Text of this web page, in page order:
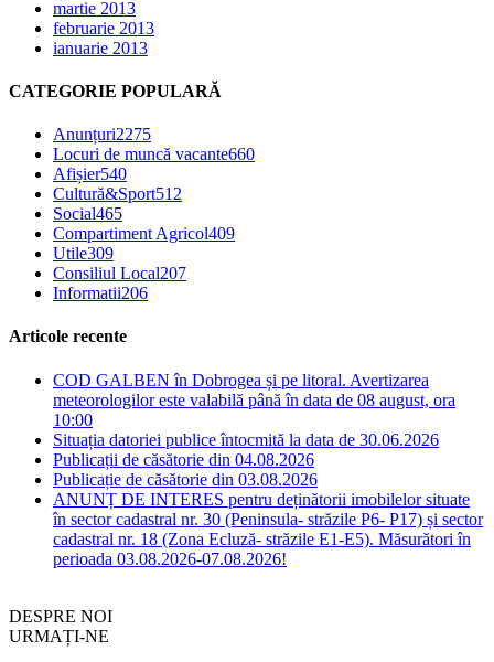
martie 2013
februarie 2013
ianuarie 2013
CATEGORIE POPULARĂ
Anunțuri2275
Locuri de muncă vacante660
Afișier540
Cultură&Sport512
Social465
Compartiment Agricol409
Utile309
Consiliul Local207
Informatii206
Articole recente
COD GALBEN în Dobrogea și pe litoral. Avertizarea
meteorologilor este valabilă până în data de 08 august, ora
10:00
Situația datoriei publice întocmită la data de 30.06.2026
Publicații de căsătorie din 04.08.2026
Publicație de căsătorie din 03.08.2026
ANUNȚ DE INTERES pentru deținătorii imobilelor situate
în sector cadastral nr. 30 (Peninsula- străzile P6- P17) și sector
cadastral nr. 18 (Zona Ecluză- străzile E1-E5). Măsurători în
perioada 03.08.2026-07.08.2026!
DESPRE NOI
URMAȚI-NE